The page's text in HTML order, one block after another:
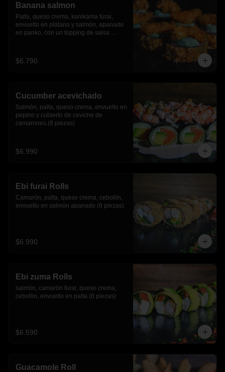
Banana salmon
Palta, queso crema, kanikama furai,
envuelto en plátano y salmón, apanado
en panko, con un topping de salsa
$6.790
Cucumber acevichado
Salmón, palta, queso crema, envuelto en
pepino y cubierto de ceviche de
camarones.(8 piezas)
$6.990
Ebi furai Rolls
Camarón, palta, queso crema, cebollín,
envuelto en salmón apanado (8 piezas)
$6.990
Ebi zuma Rolls
salmón, camarón furai, queso crema,
cebollin, envuelto en palta (8 piezas)
$6.590
Guacamole Roll